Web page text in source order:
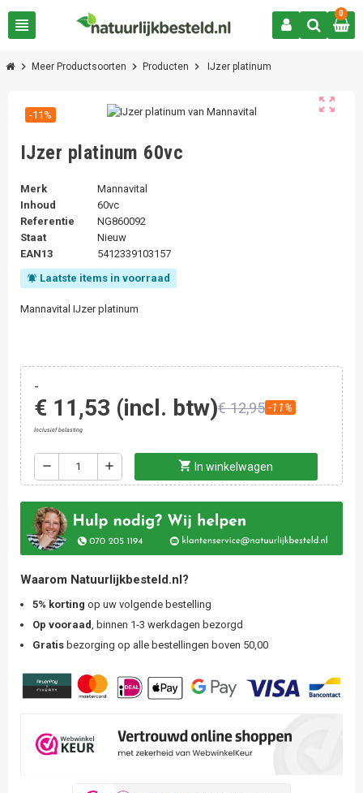
view_headline
0
chevron_right Meer Productsoorten chevron_right Producten chevron_right IJzer platinum
zoom_out_map
-11%
IJzer platinum 60vc
Merk
Mannavital
Inhoud
60vc
Referentie
NG860092
Staat
Nieuw
EAN13
5412339103157
notifications_active Laatste items in voorraad
Mannavital IJzer platinum
-
€ 11,53 (incl. btw)€ 12,95 -11%
Inclusief belasting
remove add shopping_cart In winkelwagen
Waarom Natuurlijkbesteld.nl?
5% korting op uw volgende bestelling
Op vooraad
, binnen 1-3 werkdagen bezorgd
Gratis bezorging op alle bestellingen boven 50,00